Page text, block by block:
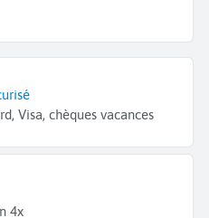
Visa, chèques vacances
4x